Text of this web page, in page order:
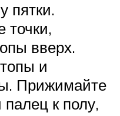
пятки.
точки,
вверх.
и
Прижимайте
к полу,